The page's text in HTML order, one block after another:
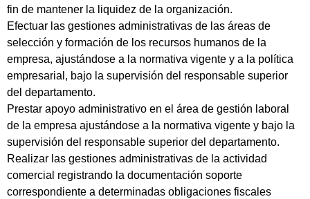
fin de mantener la liquidez de la organización.
Efectuar las gestiones administrativas de las áreas de
selección y formación de los recursos humanos de la
empresa, ajustándose a la normativa vigente y a la política
empresarial, bajo la supervisión del responsable superior
del departamento.
Prestar apoyo administrativo en el área de gestión laboral
de la empresa ajustándose a la normativa vigente y bajo la
supervisión del responsable superior del departamento.
Realizar las gestiones administrativas de la actividad
comercial registrando la documentación soporte
correspondiente a determinadas obligaciones fiscales